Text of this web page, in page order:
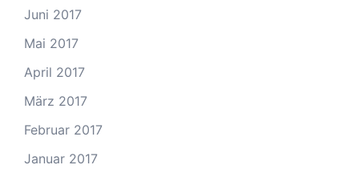
Juni 2017
Mai 2017
April 2017
März 2017
Februar 2017
Januar 2017